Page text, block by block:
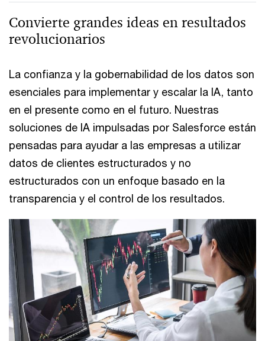
Convierte grandes ideas en resultados
revolucionarios
La confianza y la gobernabilidad de los datos son
esenciales para implementar y escalar la IA, tanto
en el presente como en el futuro. Nuestras
soluciones de IA impulsadas por Salesforce están
pensadas para ayudar a las empresas a utilizar
datos de clientes estructurados y no
estructurados con un enfoque basado en la
transparencia y el control de los resultados.